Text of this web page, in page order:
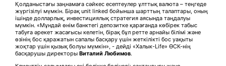
Қолданыстағы заңнамаға сәйкес есептеулер ұлттық валюта – теңгеде
жүргізілуі мүмкін. Бірақ unit linked бойынша шарттың талаптары, оның
ішінде долларлық, инвестициялық стратегия аясында таңдалуы
мүмкін. «Мұндай өнім банктегі депозитке қарағанда көбірек табыс
табуға әрекет жасағысы келетін, бірақ бұл ретте арнайы білімі және
өзінің бос қаражатын сапалы басқару үшін жеткілікті бос уақыты
жоқтар үшін қызық болуы мүмкін», - дейді «Халык-Life» ӨСК-нің
басқарушы директоры Виталий Любимов.